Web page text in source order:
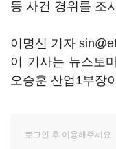
등 사건 경위를 조
이명신 기자
이 기사는 뉴스토
오승훈 산업1부장